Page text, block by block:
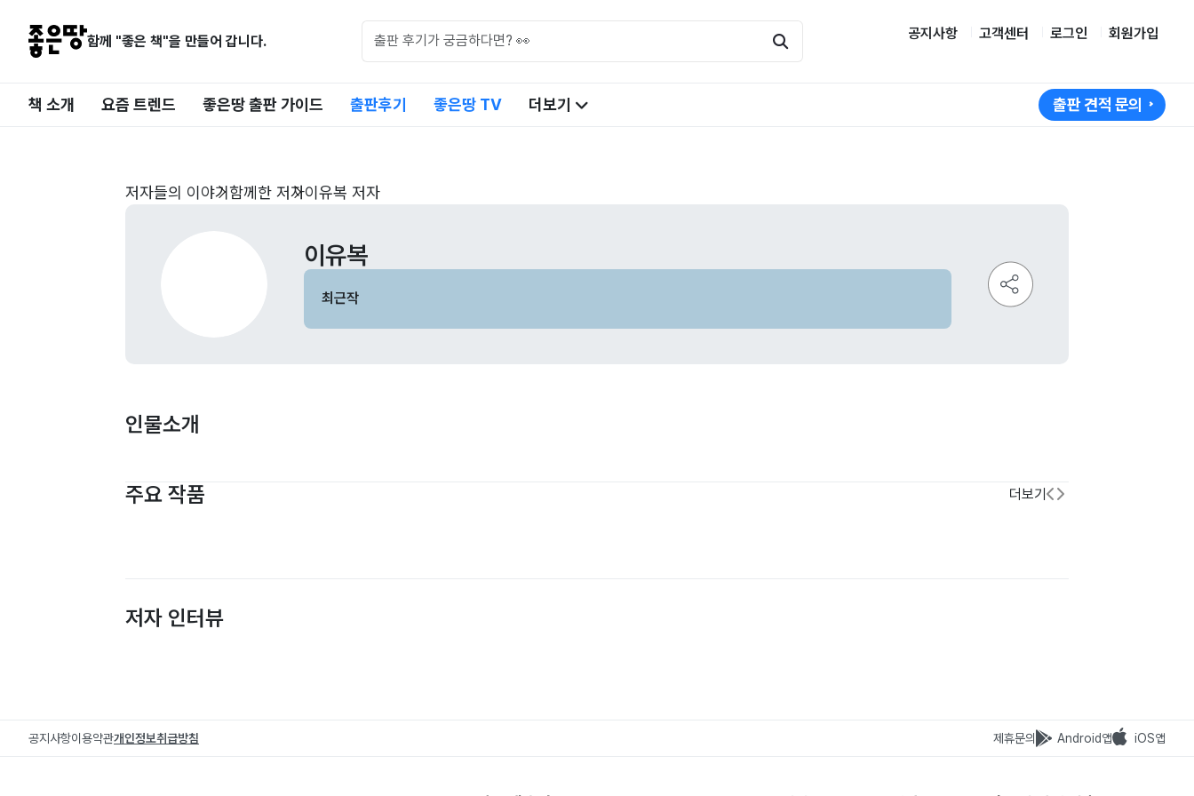
함께 "좋은 책"을 만들어 갑니다. 공지사항 고객센터 로그인 회원가입
책 소개 요즘 트렌드 좋은땅 출판 가이드 출판후기 좋은땅 TV 더보기 출판 견적 문의
저자들의 이야기 함께한 저자이유복 저자
이유복
최근작
인물소개
주요 작품 더보기
저자 인터뷰
공지사항이용약관개인정보취급방침 제휴문의 Android앱 iOS앱